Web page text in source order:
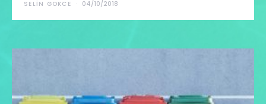
SELIN GOKCE 04/10/2018